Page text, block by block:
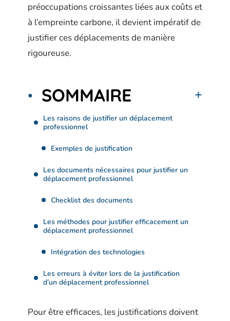
préoccupations croissantes liées aux coûts et
à l’empreinte carbone, il devient impératif de
justifier ces déplacements de manière
rigoureuse.
SOMMAIRE
Les raisons de justifier un déplacement
professionnel
Exemples de justification
Les documents nécessaires pour justifier un
déplacement professionnel
Checklist des documents
Les méthodes pour justifier efficacement un
déplacement professionnel
Intégration des technologies
Les erreurs à éviter lors de la justification
d’un déplacement professionnel
Pour être efficaces, les justifications doivent